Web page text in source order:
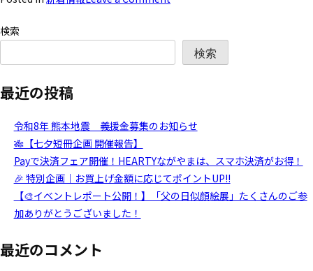
検索
検索
最近の投稿
令和8年 熊本地震 義援金募集のお知らせ
🎋【七夕短冊企画 開催報告】
Payで決済フェア開催！HEARTYながやまは、スマホ決済がお得！
🎉 特別企画｜お買上げ金額に応じてポイントUP!!
【🎨イベントレポート公開！】「父の日似顔絵展」たくさんのご参
加ありがとうございました！
最近のコメント